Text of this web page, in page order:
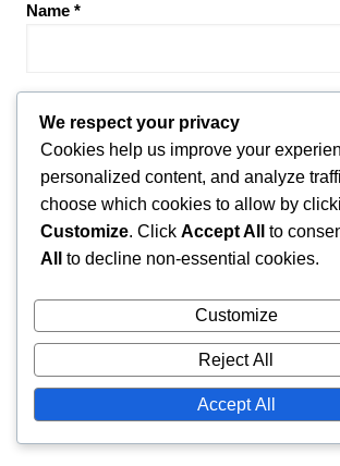
Name *
Website
Save my name, email, and website in
next time I comment.
We respect your privacy
Cookies help us improve your
personalized content, and analyze
choose which cookies to allow by
Customize. Click Accept All to
All
to decline non-essential cookies.
Customize
Reject All
Accept All